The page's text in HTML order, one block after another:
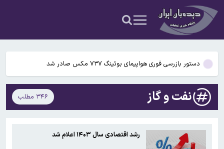
افزایش ۷۰ تا ۱۰۰ درصدی اجاره‌بها در تهران/ فشار هزینه مسکن روی
دوش مستاجران تشدید شد
مذاکرات ترمیم دستمزد چه زمانی کلید می‌خورد؟/ سبد معیشت از دل
بازار واقعی بیرون بیاید
دستور بازرسی فوری هواپیمای بوئینگ ۷۳۷ مکس صادر شد
قرص آزمایشی که می‌تواند درمان HIV را متحول کند
چرا اپل تلگرام را حذف می‌کند اما ایکس را نه؟
افزایش ۷۰ تا ۱۰۰ درصدی اجاره‌بها در تهران/ فشار هزینه مسکن روی
دوش مستاجران تشدید شد
نفت و گاز ۳۴۶ مطلب
رشد اقتصادی سال ۱۴۰۳ اعلام شد